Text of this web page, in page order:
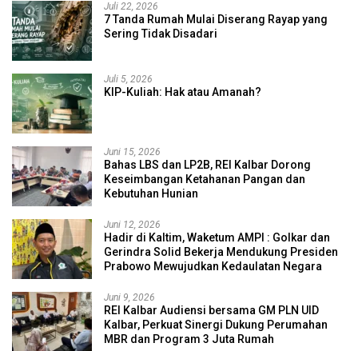
Juli 22, 2026
7 Tanda Rumah Mulai Diserang Rayap yang
Sering Tidak Disadari
Juli 5, 2026
KIP-Kuliah: Hak atau Amanah?
Juni 15, 2026
Bahas LBS dan LP2B, REI Kalbar Dorong
Keseimbangan Ketahanan Pangan dan
Kebutuhan Hunian
Juni 12, 2026
Hadir di Kaltim, Waketum AMPI : Golkar dan
Gerindra Solid Bekerja Mendukung Presiden
Prabowo Mewujudkan Kedaulatan Negara
Juni 9, 2026
REI Kalbar Audiensi bersama GM PLN UID
Kalbar, Perkuat Sinergi Dukung Perumahan
MBR dan Program 3 Juta Rumah